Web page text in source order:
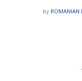
by ROMANIAN